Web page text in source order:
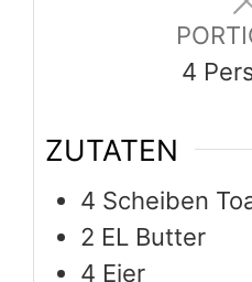
EL
Brotscheiben
Butter
Backblech
Eier trennen.